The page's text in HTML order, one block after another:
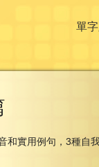
單
和實用例句，3種自